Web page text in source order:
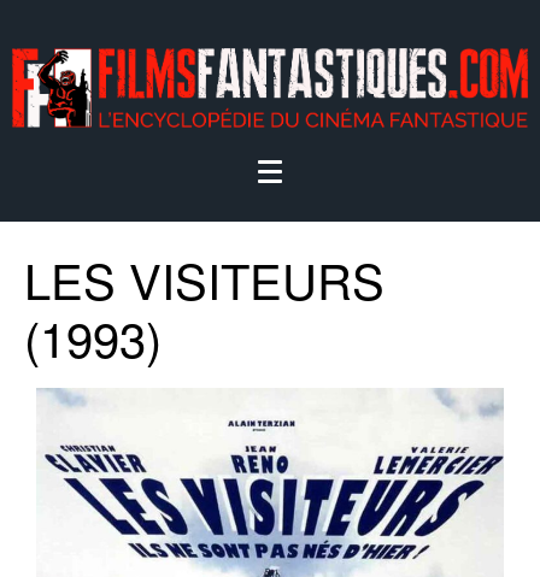
LES VISITEURS
(1993)